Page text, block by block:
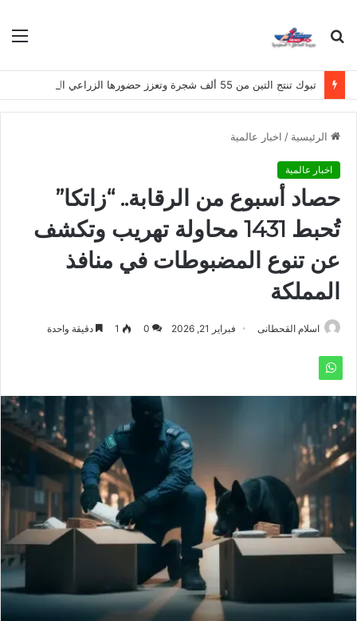
بحث
تبوك تنتج التين من 55 ألف شجرة وتعزز حضورها الزراعي الوطني
الرئيسية / اخبار عالمية
اخبار عالمية
حصاد أسبوع من الرقابة.. “زاتكا”
تُحبط 1431 محاولة تهريب وتكشف
عن تنوع المضبوطات في منافذ
المملكة
اسلام القحطانى فبراير 21, 2026 0
1 دقيقة واحدة